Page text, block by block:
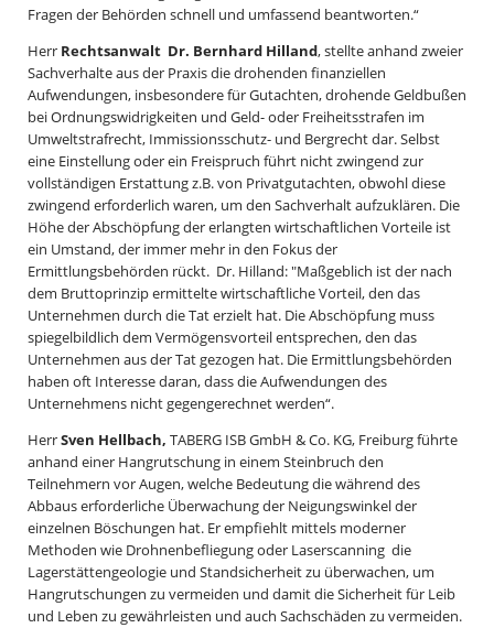
Fragen der Behörden schnell und umfassend beantworten.“
Herr Rechtsanwalt Dr. Bernhard Hilland, stellte anhand zweier
Sachverhalte aus der Praxis die drohenden finanziellen
Aufwendungen, insbesondere für Gutachten, drohende Geldbußen
bei Ordnungswidrigkeiten und Geld- oder Freiheitsstrafen im
Umweltstrafrecht, Immissionsschutz- und Bergrecht dar. Selbst
eine Einstellung oder ein Freispruch führt nicht zwingend zur
vollständigen Erstattung z.B. von Privatgutachten, obwohl diese
zwingend erforderlich waren, um den Sachverhalt aufzuklären. Die
Höhe der Abschöpfung der erlangten wirtschaftlichen Vorteile ist
ein Umstand, der immer mehr in den Fokus der
Ermittlungsbehörden rückt. Dr. Hilland: "Maßgeblich ist der nach
dem Bruttoprinzip ermittelte wirtschaftliche Vorteil, den das
Unternehmen durch die Tat erzielt hat. Die Abschöpfung muss
spiegelbildlich dem Vermögensvorteil entsprechen, den das
Unternehmen aus der Tat gezogen hat. Die Ermittlungsbehörden
haben oft Interesse daran, dass die Aufwendungen des
Unternehmens nicht gegengerechnet werden“.
HerrSven Hellbach, TABERG ISB GmbH & Co. KG, Freiburg führte
anhand einer Hangrutschung in einem Steinbruch den
Teilnehmern vor Augen, welche Bedeutung die während des
Abbaus erforderliche Überwachung der Neigungswinkel der
einzelnen Böschungen hat. Er empfiehlt mittels moderner
Methoden wie Drohnenbefliegung oder Laserscanning die
Lagerstättengeologie und Standsicherheit zu überwachen, um
Hangrutschungen zu vermeiden und damit die Sicherheit für Leib
und Leben zu gewährleisten und auch Sachschäden zu vermeiden.